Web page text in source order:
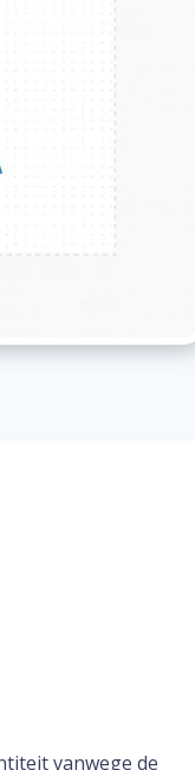
vanwege de